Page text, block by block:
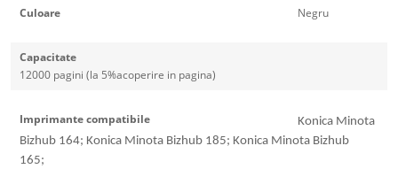
Culoare Negru
Capacitate
12000 pagini (la 5%acoperire in pagina)
Imprimante compatibile
Konica Minota
Bizhub 164; Konica Minota Bizhub 185; Konica Minota Bizhub
165;